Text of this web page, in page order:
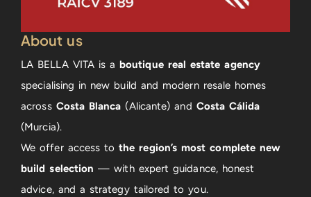
About us
LA BELLA VITA is a boutique real estate agency
specialising in new build and modern resale homes
across Costa Blanca(Alicante) and Costa Cálida
(Murcia).
We offer access tothe region’s most complete new
build selection — with expert guidance, honest
advice, and a strategy tailored to you.